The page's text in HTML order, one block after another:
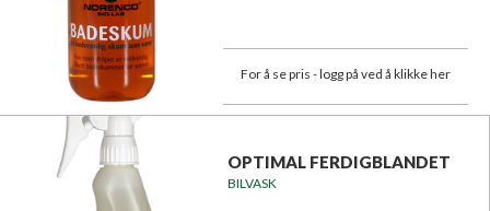
For å se pris - logg på ved å klikke her
OPTIMAL FERDIGBLANDET
BILVASK